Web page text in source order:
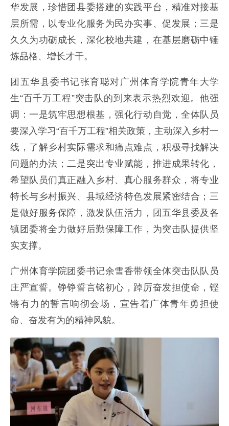
华发展，珍惜团县委搭建的实践平台，精准对接基
层所需，以专业化服务为民办实事、促发展；三是
久久为功砺成长，深化校地共建，在基层磨砺中锤
炼品格、增长才干。
团五华县委书记张育聪对广州体育学院青年大学
生“百千万工程”突击队的到来表示热烈欢迎。他强
调：一是筑牢思想根基，强化行动自觉，全体队员
要深入学习“百千万工程”相关政策，主动深入乡村一
线，了解乡村实际需求和痛点难点，积极寻找解决
问题的办法；二是突出专业赋能，推进成果转化，
希望队员们真正融入乡村、真心服务群众，将专业
特长与乡村振兴、县域经济特色发展紧密结合；三
是做好服务保障，激发队伍活力，团五华县委及各
镇团委将全力做好后勤保障工作，为突击队提供坚
实支撑。
广州体育学院团委书记余雪香带领全体突击队队员
庄严宣誓。铮铮誓言铭初心，踔厉奋发担使命，铿
锵有力的誓言响彻会场，宣告着广体青年勇担使
命、奋发有为的精神风貌。